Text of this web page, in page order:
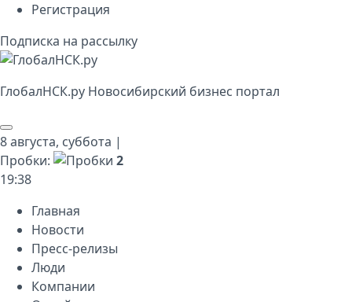
Регистрация
Подписка на рассылку
ГлобалНСК.py Новосибирский бизнес портал
8 августа, суббота |
Пробки:
2
19:38
Главная
Новости
Пресс-релизы
Люди
Компании